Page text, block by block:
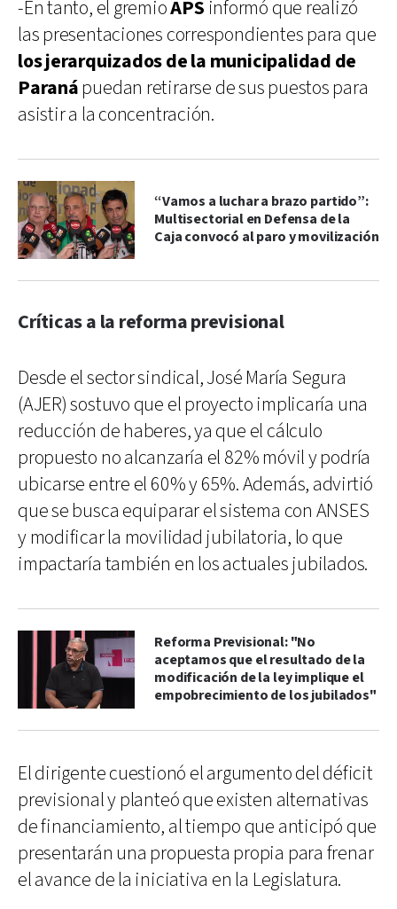
-En tanto, el gremioAPS informó que realizó
las presentaciones correspondientes para que
los jerarquizados de la municipalidad de
Paranápuedan retirarse de sus puestos para
asistir a la concentración.
“Vamos a luchar a brazo partido”:
Multisectorial en Defensa de la
Caja convocó al paro y movilización
Críticas a la reforma previsional
Desde el sector sindical, José María Segura
(AJER) sostuvo que el proyecto implicaría una
reducción de haberes, ya que el cálculo
propuesto no alcanzaría el 82% móvil y podría
ubicarse entre el 60% y 65%. Además, advirtió
que se busca equiparar el sistema con ANSES
y modificar la movilidad jubilatoria, lo que
impactaría también en los actuales jubilados.
Reforma Previsional: "No
aceptamos que el resultado de la
modificación de la ley implique el
empobrecimiento de los jubilados"
El dirigente cuestionó el argumento del déficit
previsional y planteó que existen alternativas
de financiamiento, al tiempo que anticipó que
presentarán una propuesta propia para frenar
el avance de la iniciativa en la Legislatura.